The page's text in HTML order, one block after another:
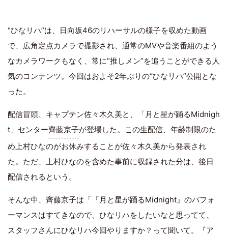
“ひなリハ”は、日向坂46のリハーサルの様子を収めた動画
で、広角定点カメラで撮影され、通常のMVや音楽番組のよう
なカメラワークもなく、常に“推しメン”を追うことができる人
気のコンテンツ。今回はおよそ2年ぶりの“ひなリハ”公開とな
った。
配信冒頭、キャプテン佐々木久美と、「月と星が踊るMidnigh
t」センター齊藤京子が登場した。この生配信、年齢制限のた
め上村ひなのがお休みすることが佐々木久美から発表され
た。ただ、上村ひなのを含めた事前に収録された分は、後日
配信されるという。
そんな中、齊藤京子は「『月と星が踊るMidnight』のパフォ
ーマンスはすてきなので、ひなリハをしたいなと思ってて、
スタッフさんにひなリハ今回やりますか？って聞いて。『ア